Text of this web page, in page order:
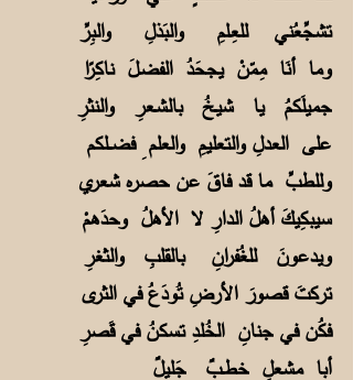
تشجِّعُني للعِـلمِ والبَذلِ والبِرِّ
وما أنَا مِمّنْ يجحَدُ الفضـلَ ناكِرًا
جميلَكمُ يا شيـخُ بالشـعرِ والنثرِ
على العدلِ والتعليمِ والعلم ِ فضـــلكم
وللطبِّ ما قد فاقَ عن حصره شعري
سيبكِيكَ أهلُ الدارِ لا الأهلُ وحدَهمْ
ويدعونَ للغُفرانِ بالقلبِ والثغرِ
تركتَ قصورَ الأرضِ تُودَعُ في الثرى
فكُن في جنانِ الخُلدِ تسكنُ في قَصرِ
أبا مشعلٍ خطــبٌ جَليلٌ